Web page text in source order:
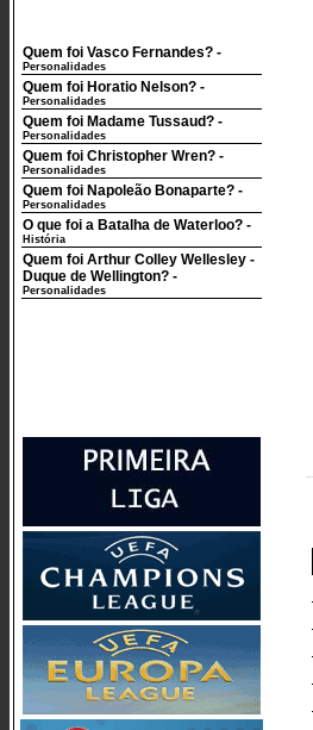
Quem foi Vasco Fernandes? -
Personalidades
Quem foi Horatio Nelson? -
Personalidades
Quem foi Madame Tussaud? -
Personalidades
Quem foi Christopher Wren? -
Personalidades
Quem foi Napoleão Bonaparte? -
Personalidades
O que foi a Batalha de Waterloo? -
História
Quem foi Arthur Colley Wellesley -
Duque de Wellington? -
Personalidades